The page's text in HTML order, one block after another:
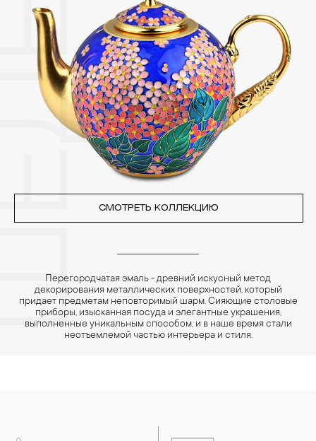
3. Ни в коем случае не храните украшения в ванной комнате.
Особенно беречь от воздействия влаги, необходимо
позолоченные изделия. Также высокую влажность плохо
переносят жемчуг, бирюза, малахит и янтарь.
4. Специалисты обычно рекомендуют чистить украшения не
реже одного раза в месяц, а также регулярно протирать их
фланелевой или замшевой салфеткой.
СМОТРЕТЬ КОЛЛЕКЦИЮ
Перегородчатая эмаль - древний искусный метод
декорирования металлических поверхностей, который
придает предметам неповторимый шарм. Сияющие столовые
приборы, изысканная посуда и элегантные украшения,
выполненные уникальным способом, и в наше время стали
неотъемлемой частью интерьера и стиля.